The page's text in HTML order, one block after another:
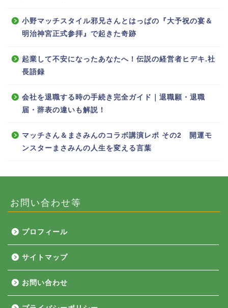
小野マッチスタイル邪兄さんとはっぱの『大予祝の宴＆
明治神宮正式参拝』で起きた奇跡
起業して不安になったあなたへ！伝説の経営者ヒデキ.社
長語録
会社を退職する時の手続き完全ガイド｜退職願・退職
届・辞表の違いも解説！
マッチさん＆まさみんのコラボ講演レポ その2 開運モ
ンスターまさみんの人生を変える言葉
お問い合わせ等
プロフィール
サイトマップ
お問い合わせ